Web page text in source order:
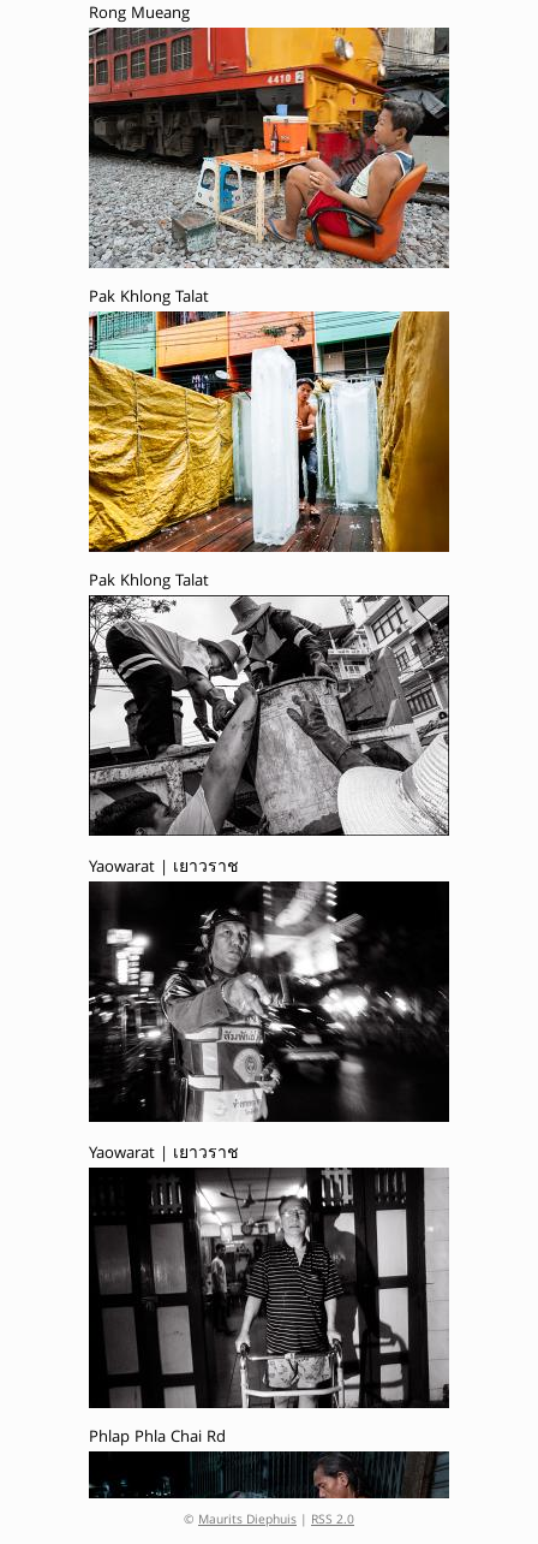
Rong Mueang
Pak Khlong Talat
Pak Khlong Talat
Yaowarat | เยาวราช
Yaowarat | เยาวราช
Phlap Phla Chai Rd
© Maurits Diephuis | RSS 2.0